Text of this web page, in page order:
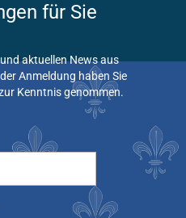
für Sie
aktuellen News aus
Anmeldung haben Sie
Kenntnis genommen.